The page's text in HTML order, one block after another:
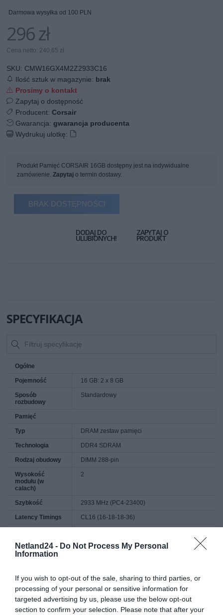
Netland24 - Do Not Process My Personal
Information
If you wish to opt-out of the sale, sharing to third parties, or
processing of your personal or sensitive information for
targeted advertising by us, please use the below opt-out
section to confirm your selection. Please note that after your
Darmowa wysyłka od 100 PLN
296 zł
Cena netto: 240,65 zł
SKU: CMW16GX4M2Z2933C16
Ilość sztuk w magazynie: brak
Prosimy o kontakt
Zapytaj o dostępność
Producent:Corsair
Gwarancja:gwarancja producenta
Wydrukuj ulotkę:
Produkt Pamięć CORSAIR 16GB dostępny jest na indywidualne
zamówienie.Zapytaj o termin dostawy.
BRAK DOSTĘPNOŚCI
DODAJ DO
ULUBIONYCH!
ZAPYTAJ O
PRODUKT
SPECYFIKACJA
Ogólne
Pojemność 16 GB: 2 x 8 GB
Sposób
rozbudowy
Standardowy
Pamięć
Typ DRAM zestaw pamięci
Technologia DDR4 SDRAM
Rodzaj obudowy DIMM 288-pin
Wysokość
modułu (w
calach)
2
Szybkość 2933 MHz (PC4-23400)
Latency Timings CL16 (16-18-18-36)
danych
dynamiczne efekty RGB, dynamiczne
oświetlenie wielostrefowe RGB, obsługa
niebuforowana